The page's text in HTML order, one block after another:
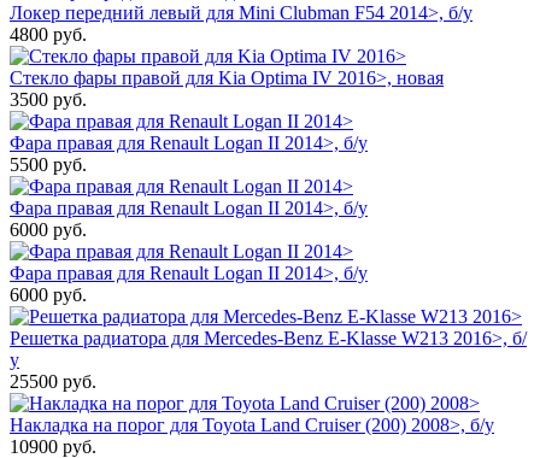
Локер передний левый для Mini Clubman F54 2014>, б/у
4800 руб.
Стекло фары правой для Kia Optima IV 2016>, новая
3500 руб.
Фара правая для Renault Logan II 2014>, б/у
5500 руб.
Фара правая для Renault Logan II 2014>, б/у
6000 руб.
Фара правая для Renault Logan II 2014>, б/у
6000 руб.
Решетка радиатора для Mercedes-Benz E-Klasse W213 2016>, б/
у
25500 руб.
Накладка на порог для Toyota Land Cruiser (200) 2008>, б/у
10900 руб.